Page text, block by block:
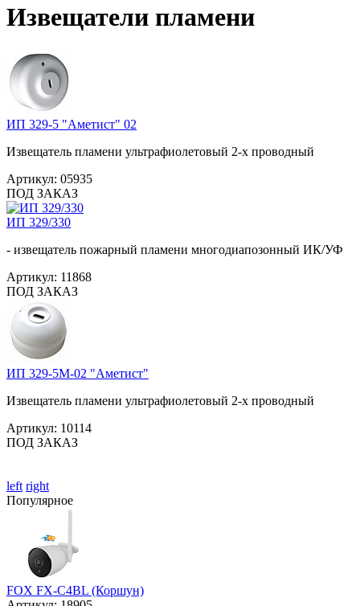
Извещатели пламени
ИП 329-5 "Аметист" 02
Извещатель пламени ультрафиолетовый 2-х проводный
Артикул: 05935
ПОД ЗАКАЗ
ИП 329/330
- извещатель пожарный пламени многодиапозонный ИК/УФ
Артикул: 11868
ПОД ЗАКАЗ
ИП 329-5М-02 "Аметист"
Извещатель пламени ультрафиолетовый 2-х проводный
Артикул: 10114
ПОД ЗАКАЗ
left right
Популярное
FOX FX-C4BL (Коршун)